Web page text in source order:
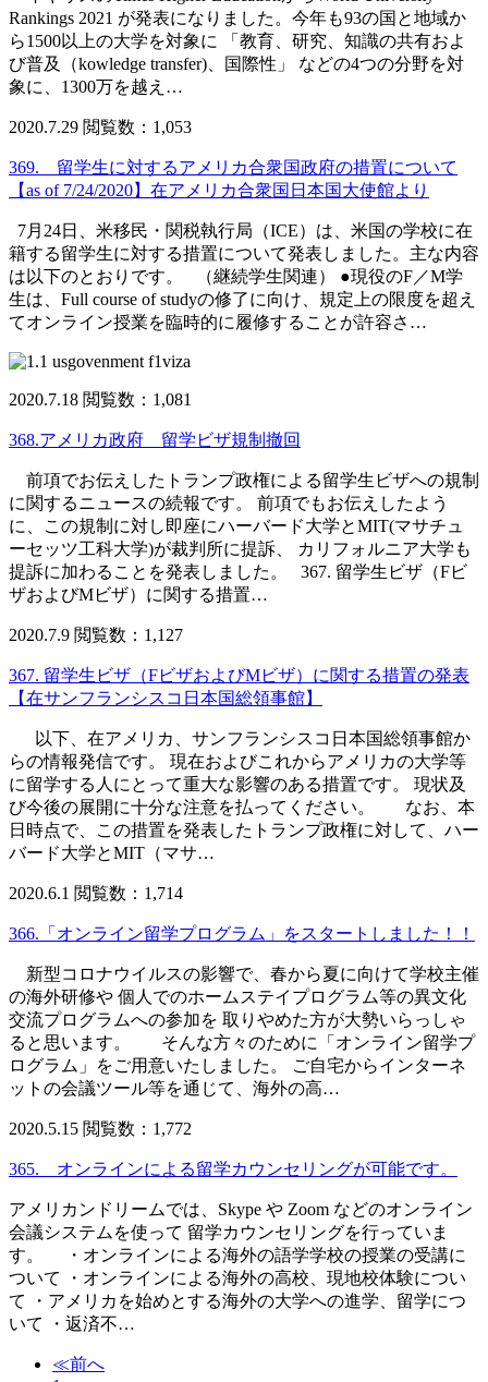
Rankings 2021 が発表になりました。今年も93の国と地域か
ら1500以上の大学を対象に 「教育、研究、知識の共有およ
び普及（kowledge transfer)、国際性」 などの4つの分野を対
象に、1300万を越え…
2020.7.29 閲覧数：1,053
369. 留学生に対するアメリカ合衆国政府の措置について
【as of 7/24/2020】在アメリカ合衆国日本国大使館より
7月24日、米移民・関税執行局（ICE）は、米国の学校に在
籍する留学生に対する措置について発表しました。主な内容
は以下のとおりです。 （継続学生関連） ●現役のF／M学
生は、Full course of studyの修了に向け、規定上の限度を超え
てオンライン授業を臨時的に履修することが許容さ…
2020.7.18 閲覧数：1,081
368.アメリカ政府 留学ビザ規制撤回
前項でお伝えしたトランプ政権による留学生ビザへの規制
に関するニュースの続報です。 前項でもお伝えしたよう
に、この規制に対し即座にハーバード大学とMIT(マサチュ
ーセッツ工科大学)が裁判所に提訴、 カリフォルニア大学も
提訴に加わることを発表しました。 367. 留学生ビザ（Fビ
ザおよびMビザ）に関する措置…
2020.7.9 閲覧数：1,127
367. 留学生ビザ（FビザおよびMビザ）に関する措置の発表
【在サンフランシスコ日本国総領事館】
以下、在アメリカ、サンフランシスコ日本国総領事館か
らの情報発信です。 現在およびこれからアメリカの大学等
に留学する人にとって重大な影響のある措置です。 現状及
び今後の展開に十分な注意を払ってください。 なお、本
日時点で、この措置を発表したトランプ政権に対して、ハー
バード大学とMIT（マサ…
2020.6.1 閲覧数：1,714
366.「オンライン留学プログラム」をスタートしました！！
新型コロナウイルスの影響で、春から夏に向けて学校主催
の海外研修や 個人でのホームステイプログラム等の異文化
交流プログラムへの参加を 取りやめた方が大勢いらっしゃ
ると思います。 そんな方々のために「オンライン留学プ
ログラム」をご用意いたしました。 ご自宅からインターネ
ットの会議ツール等を通じて、海外の高…
2020.5.15 閲覧数：1,772
365. オンラインによる留学カウンセリングが可能です。
アメリカンドリームでは、Skype や Zoom などのオンライン
会議システムを使って 留学カウンセリングを行っていま
す。 ・オンラインによる海外の語学学校の授業の受講に
ついて ・オンラインによる海外の高校、現地校体験につい
て ・アメリカを始めとする海外の大学への進学、留学につ
いて ・返済不…
≪前へ